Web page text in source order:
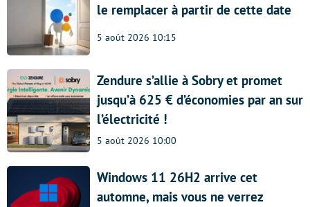
le remplacer à partir de cette date
5 août 2026 10:15
Zendure s’allie à Sobry et promet
jusqu’à 625 € d’économies par an sur
l’électricité !
5 août 2026 10:00
Windows 11 26H2 arrive cet
automne, mais vous ne verrez